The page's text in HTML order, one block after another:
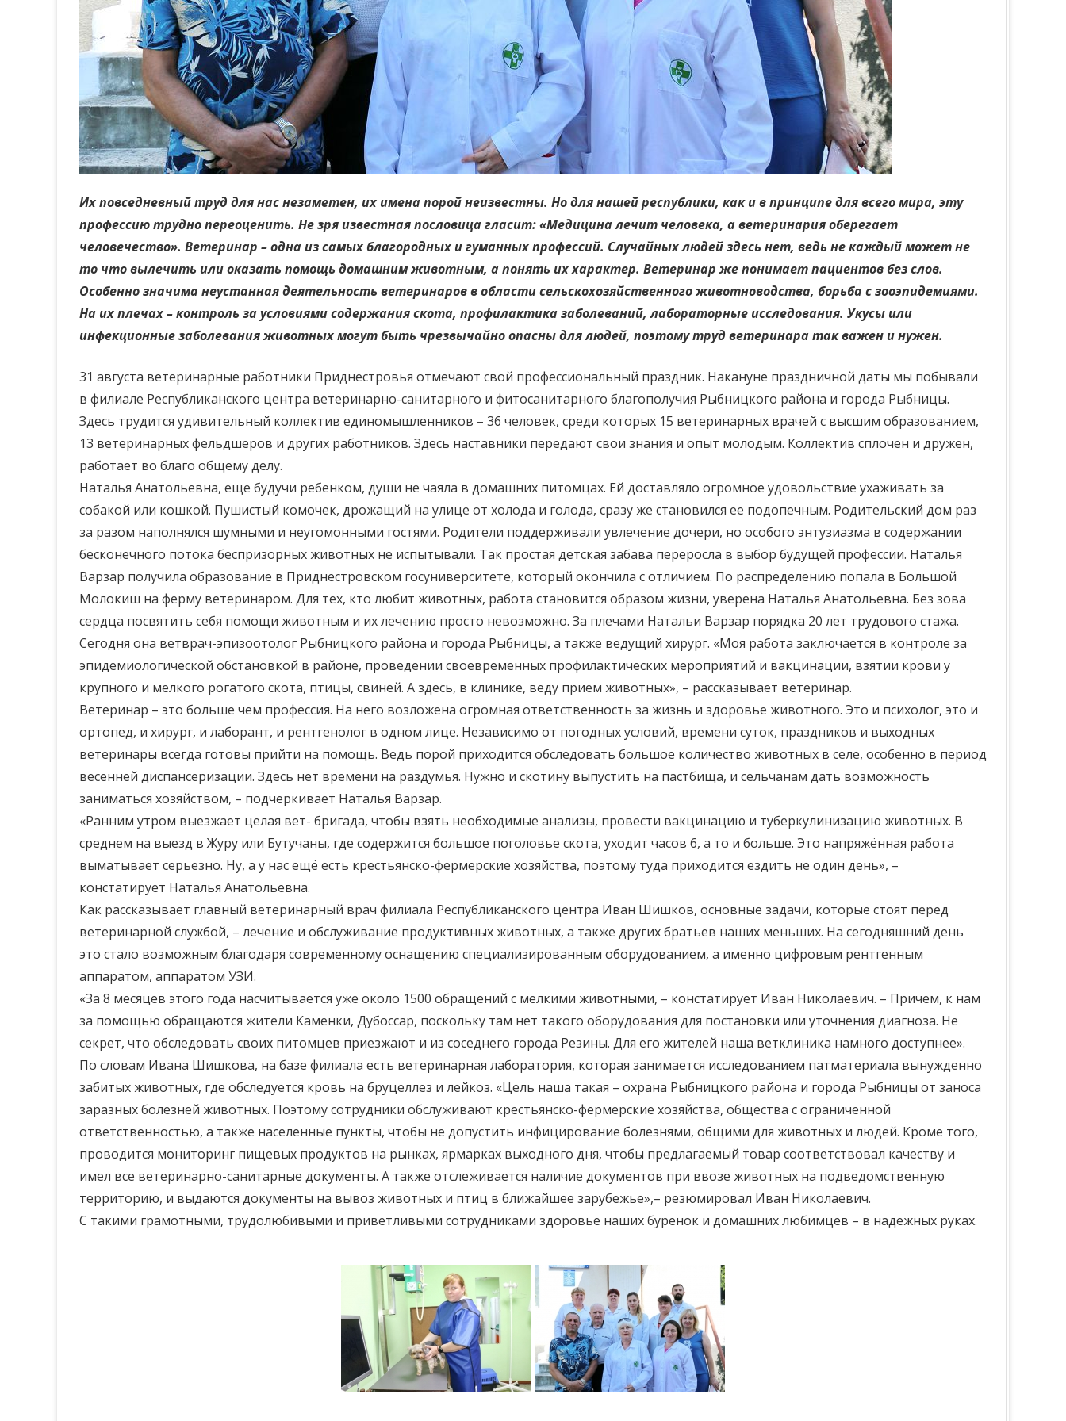
Их повседневный труд для нас незаметен, их имена порой неизвестны. Но для нашей республики, как и в принципе для всего мира, эту
профессию трудно переоценить. Не зря известная пословица гласит: «Медицина лечит человека, а ветеринария оберегает
человечество». Ветеринар – одна из самых благородных и гуманных профессий. Случайных людей здесь нет, ведь не каждый может не
то что вылечить или оказать помощь домашним животным, а понять их характер. Ветеринар же понимает пациентов без слов.
Особенно значима неустанная деятельность ветеринаров в области сельскохозяйственного животноводства, борьба с зооэпидемиями.
На их плечах – контроль за условиями содержания скота, профилактика заболеваний, лабораторные исследования. Укусы или
инфекционные заболевания животных могут быть чрезвычайно опасны для людей, поэтому труд ветеринара так важен и нужен.
31 августа ветеринарные работники Приднестровья отмечают свой профессиональный праздник. Накануне праздничной даты мы побывали
в филиале Республиканского центра ветеринарно-санитарного и фитосанитарного благополучия Рыбницкого района и города Рыбницы.
Здесь трудится удивительный коллектив единомышленников – 36 человек, среди которых 15 ветеринарных врачей с высшим образованием,
13 ветеринарных фельдшеров и других работников. Здесь наставники передают свои знания и опыт молодым. Коллектив сплочен и дружен,
работает во благо общему делу.
Наталья Анатольевна, еще будучи ребенком, души не чаяла в домашних питомцах. Ей доставляло огромное удовольствие ухаживать за
собакой или кошкой. Пушистый комочек, дрожащий на улице от холода и голода, сразу же становился ее подопечным. Родительский дом раз
за разом наполнялся шумными и неугомонными гостями. Родители поддерживали увлечение дочери, но особого энтузиазма в содержании
бесконечного потока беспризорных животных не испытывали. Так простая детская забава переросла в выбор будущей профессии. Наталья
Варзар получила образование в Приднестровском госуниверситете, который окончила с отличием. По распределению попала в Большой
Молокиш на ферму ветеринаром. Для тех, кто любит животных, работа становится образом жизни, уверена Наталья Анатольевна. Без зова
сердца посвятить себя помощи животным и их лечению просто невозможно. За плечами Натальи Варзар порядка 20 лет трудового стажа.
Сегодня она ветврач-эпизоотолог Рыбницкого района и города Рыбницы, а также ведущий хирург. «Моя работа заключается в контроле за
эпидемиологической обстановкой в районе, проведении своевременных профилактических мероприятий и вакцинации, взятии крови у
крупного и мелкого рогатого скота, птицы, свиней. А здесь, в клинике, веду прием животных», – рассказывает ветеринар.
Ветеринар – это больше чем профессия. На него возложена огромная ответственность за жизнь и здоровье животного. Это и психолог, это и
ортопед, и хирург, и лаборант, и рентгенолог в одном лице. Независимо от погодных условий, времени суток, праздников и выходных
ветеринары всегда готовы прийти на помощь. Ведь порой приходится обследовать большое количество животных в селе, особенно в период
весенней диспансеризации. Здесь нет времени на раздумья. Нужно и скотину выпустить на пастбища, и сельчанам дать возможность
заниматься хозяйством, – подчеркивает Наталья Варзар.
«Ранним утром выезжает целая вет- бригада, чтобы взять необходимые анализы, провести вакцинацию и туберкулинизацию животных. В
среднем на выезд в Журу или Бутучаны, где содержится большое поголовье скота, уходит часов 6, а то и больше. Это напряжённая работа
выматывает серьезно. Ну, а у нас ещё есть крестьянско-фермерские хозяйства, поэтому туда приходится ездить не один день», –
констатирует Наталья Анатольевна.
Как рассказывает главный ветеринарный врач филиала Республиканского центра Иван Шишков, основные задачи, которые стоят перед
ветеринарной службой, – лечение и обслуживание продуктивных животных, а также других братьев наших меньших. На сегодняшний день
это стало возможным благодаря современному оснащению специализированным оборудованием, а именно цифровым рентгенным
аппаратом, аппаратом УЗИ.
«За 8 месяцев этого года насчитывается уже около 1500 обращений с мелкими животными, – констатирует Иван Николаевич. – Причем, к нам
за помощью обращаются жители Каменки, Дубоссар, поскольку там нет такого оборудования для постановки или уточнения диагноза. Не
секрет, что обследовать своих питомцев приезжают и из соседнего города Резины. Для его жителей наша ветклиника намного доступнее».
По словам Ивана Шишкова, на базе филиала есть ветеринарная лаборатория, которая занимается исследованием патматериала вынужденно
забитых животных, где обследуется кровь на бруцеллез и лейкоз. «Цель наша такая – охрана Рыбницкого района и города Рыбницы от заноса
заразных болезней животных. Поэтому сотрудники обслуживают крестьянско-фермерские хозяйства, общества с ограниченной
ответственностью, а также населенные пункты, чтобы не допустить инфицирование болезнями, общими для животных и людей. Кроме того,
проводится мониторинг пищевых продуктов на рынках, ярмарках выходного дня, чтобы предлагаемый товар соответствовал качеству и
имел все ветеринарно-санитарные документы. А также отслеживается наличие документов при ввозе животных на подведомственную
территорию, и выдаются документы на вывоз животных и птиц в ближайшее зарубежье»,– резюмировал Иван Николаевич.
С такими грамотными, трудолюбивыми и приветливыми сотрудниками здоровье наших буренок и домашних любимцев – в надежных руках.